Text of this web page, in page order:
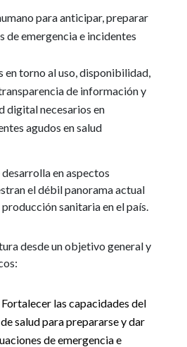
para anticipar, preparar
de emergencia e incidentes
en torno al uso, disponibilidad,
de información y
digital necesarios en
agudos en salud
en aspectos
el débil panorama actual
sanitaria en el país.
desde un objetivo general y
las capacidades del
salud para prepararse y dar
de emergencia e